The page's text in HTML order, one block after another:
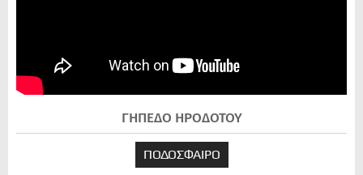
ΓΗΠΕΔΟ ΗΡΟΔΟΤΟΥ
ΠΟΔΟΣΦΑΙΡΟ